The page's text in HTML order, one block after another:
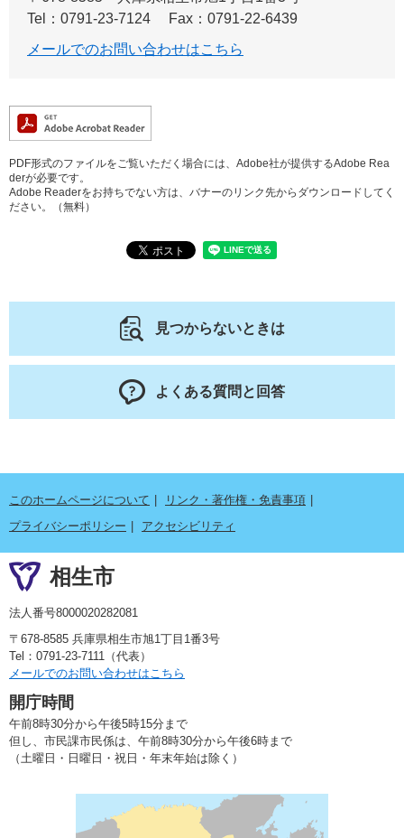
Tel：0791-23-7124
Fax：0791-22-6439
メールでのお問い合わせはこちら
PDF形式のファイルをご覧いただく場合には、Adobe社が提供するAdobe Rea
derが必要です。
Adobe Readerをお持ちでない方は、バナーのリンク先からダウンロードしてく
ださい。（無料）
見つからないときは
よくある質問と回答
このホームページについて
リンク・著作権・免責事項
プライバシーポリシー
アクセシビリティ
相生市
法人番号8000020282081
〒678-8585 兵庫県相生市旭1丁目1番3号
Tel：0791-23-7111（代表）
メールでのお問い合わせはこちら
開庁時間
午前8時30分から午後5時15分まで
但し、市民課市民係は、午前8時30分から午後6時まで
（土曜日・日曜日・祝日・年末年始は除く）